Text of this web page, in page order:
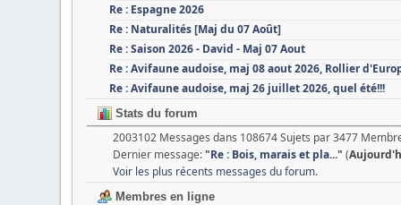
Re : Espagne 2026
Re : Naturalités [Maj du 07 Août]
Re : Saison 2026 - David - Maj 07 Aout
Re : Avifaune audoise, maj 08 aout 2026, Rollier
Re : Avifaune audoise, maj 26 juillet 2026, quel été!!!
Stats du forum
2003102 Messages dans 108674 Sujets par 3477
Dernier message:"Re : Bois, marais et pla..." (
Voir les plus récents messages du forum.
Membres en ligne